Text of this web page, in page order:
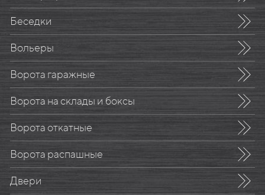
Беседки
Вольеры
Ворота гаражные
Ворота на склады и боксы
Ворота откатные
Ворота распашные
Двери